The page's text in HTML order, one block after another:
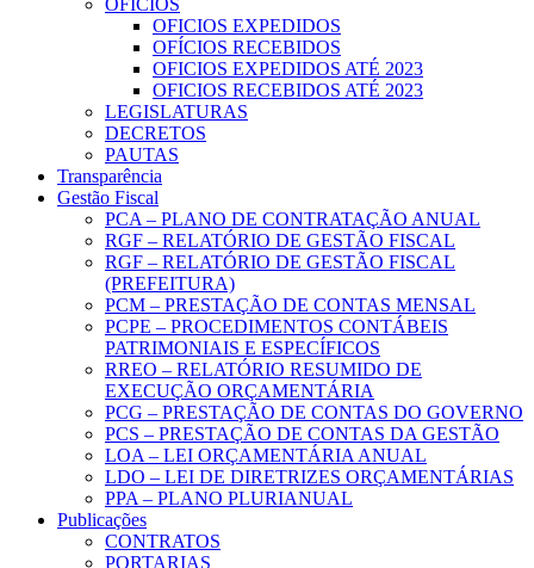
OFICIOS
OFICIOS EXPEDIDOS
OFÍCIOS RECEBIDOS
OFICIOS EXPEDIDOS ATÉ 2023
OFICIOS RECEBIDOS ATÉ 2023
LEGISLATURAS
DECRETOS
PAUTAS
Transparência
Gestão Fiscal
PCA – PLANO DE CONTRATAÇÃO ANUAL
RGF – RELATÓRIO DE GESTÃO FISCAL
RGF – RELATÓRIO DE GESTÃO FISCAL
(PREFEITURA)
PCM – PRESTAÇÃO DE CONTAS MENSAL
PCPE – PROCEDIMENTOS CONTÁBEIS
PATRIMONIAIS E ESPECÍFICOS
RREO – RELATÓRIO RESUMIDO DE
EXECUÇÃO ORÇAMENTÁRIA
PCG – PRESTAÇÃO DE CONTAS DO GOVERNO
PCS – PRESTAÇÃO DE CONTAS DA GESTÃO
LOA – LEI ORÇAMENTÁRIA ANUAL
LDO – LEI DE DIRETRIZES ORÇAMENTÁRIAS
PPA – PLANO PLURIANUAL
Publicações
CONTRATOS
PORTARIAS